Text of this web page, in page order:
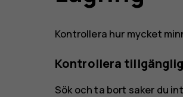
Kontrollera hur mycket
Kontrollera
Sök och ta bort saker du